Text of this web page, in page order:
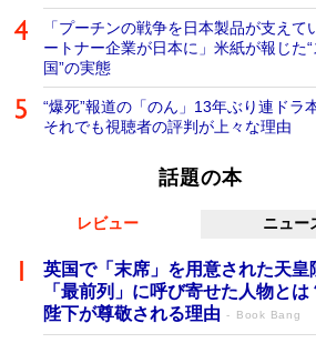
「プーチンの戦争を日本製品が支えて
ートナー企業が日本に」米紙が報じた
国”の実態
“爆死”報道の「のん」13年ぶり連ドラ
それでも視聴者の評判が上々な理由
話題の本
レビュー ニュー
英国で「末席」を用意された天皇
「最前列」に呼び寄せた人物と
陛下が尊敬される理由
Book Bang